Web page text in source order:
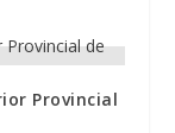
Provincial